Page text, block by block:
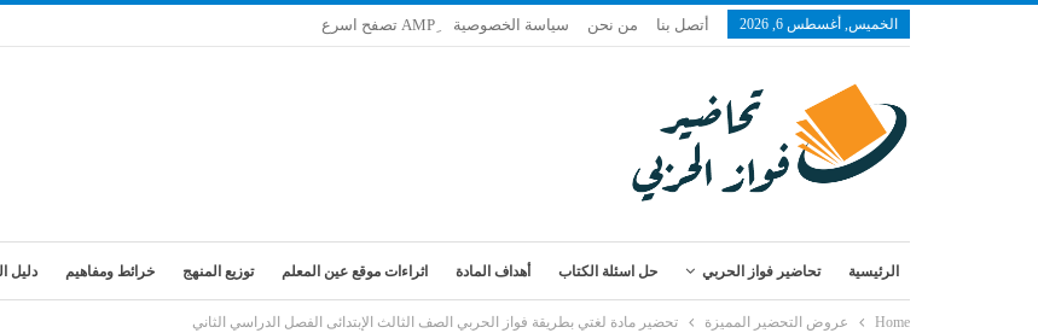
الخميس, أغسطس 6, 2026 أتصل بنا من نحن سياسة الخصوصية
الرئيسية تحاضير فواز الحربي حل اسئلة الكتاب أهداف المادة اثراءات موقع عين المعلم توزيع المنهج خرائط ومفاهيم دليل
Home عروض التحضير المميزة تحضير مادة لغتي بطريقة فواز الحربي الصف الثالث الإبتدائى الفصل الدراسي الثاني